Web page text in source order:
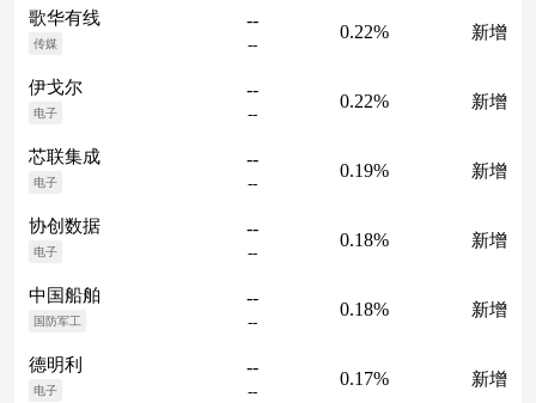
歌华有线
传媒
--
--
0.22% 新增
伊戈尔
电子
--
--
0.22% 新增
芯联集成
电子
--
--
0.19% 新增
协创数据
电子
--
--
0.18% 新增
中国船舶
国防军工
--
--
0.18% 新增
德明利
电子
--
--
0.17% 新增